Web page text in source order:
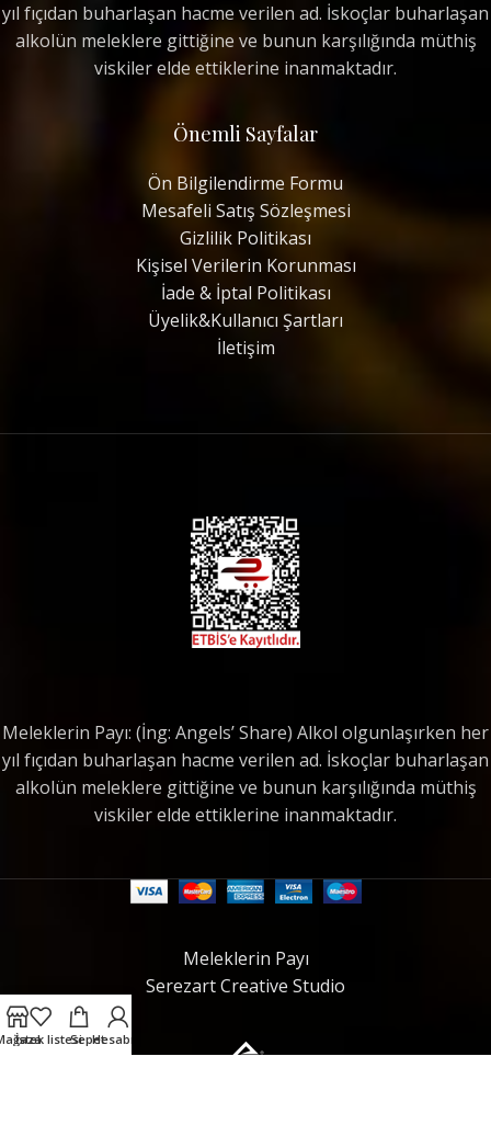
yıl fıçıdan buharlaşan hacme verilen ad. İskoçlar buharlaşan
alkolün meleklere gittiğine ve bunun karşılığında müthiş
viskiler elde ettiklerine inanmaktadır.
Önemli Sayfalar
Ön Bilgilendirme Formu
Mesafeli Satış Sözleşmesi
Gizlilik Politikası
Kişisel Verilerin Korunması
İade & İptal Politikası
Üyelik&Kullanıcı Şartları
İletişim
Meleklerin Payı: (İng: Angels’ Share) Alkol olgunlaşırken her
yıl fıçıdan buharlaşan hacme verilen ad. İskoçlar buharlaşan
alkolün meleklere gittiğine ve bunun karşılığında müthiş
viskiler elde ettiklerine inanmaktadır.
Meleklerin Payı
Serezart Creative Studio
İstek listesiSepetHesabım